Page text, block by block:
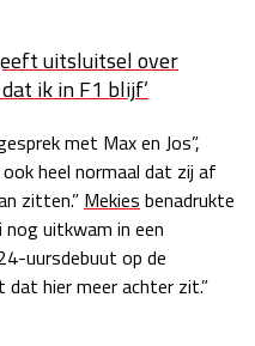
uitsluitsel over
ik in F1 blijf’
met Max en Jos”,
heel normaal dat zij af
zitten.” Mekies benadrukte
uitkwam in een
uursdebuut op de
dat hier meer achter zit.”